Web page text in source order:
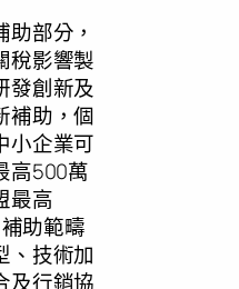
部分，
稅影響製
發創新及
補助，個
小企業可
高500萬
最高
助範疇
、技術加
及行銷協